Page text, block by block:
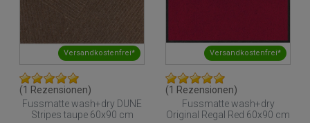
Versandkostenfrei*
(1 Rezensionen)
Fussmatte wash+dry DUNE
Stripes taupe 60x90 cm
Versandkostenfrei*
(1 Rezensionen)
Fussmatte wash+dry
Original Regal Red 60x90 cm